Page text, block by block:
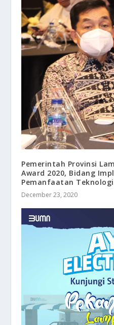
Pemerintah Provinsi
Award 2020, Bidang
Pemanfaatan
December 23, 2020